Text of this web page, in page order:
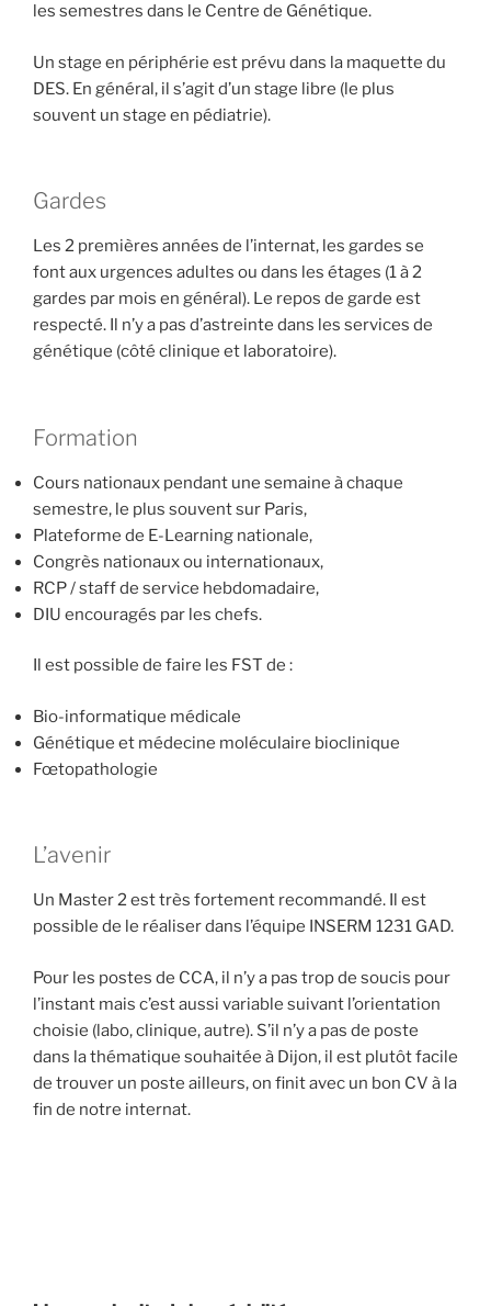
les semestres dans le Centre de Génétique.
Un stage en périphérie est prévu dans la maquette du
DES. En général, il s’agit d’un stage libre (le plus
souvent un stage en pédiatrie).
Gardes
Les 2 premières années de l’internat, les gardes se
font aux urgences adultes ou dans les étages (1 à 2
gardes par mois en général). Le repos de garde est
respecté. Il n’y a pas d’astreinte dans les services de
génétique (côté clinique et laboratoire).
Formation
Cours nationaux pendant une semaine à chaque
semestre, le plus souvent sur Paris,
Plateforme de E-Learning nationale,
Congrès nationaux ou internationaux,
RCP / staff de service hebdomadaire,
DIU encouragés par les chefs.
Il est possible de faire les FST de :
Bio-informatique médicale
Génétique et médecine moléculaire bioclinique
Fœtopathologie
L’avenir
Un Master 2 est très fortement recommandé. Il est
possible de le réaliser dans l’équipe INSERM 1231 GAD.
Pour les postes de CCA, il n’y a pas trop de soucis pour
l’instant mais c’est aussi variable suivant l’orientation
choisie (labo, clinique, autre). S’il n’y a pas de poste
dans la thématique souhaitée à Dijon, il est plutôt facile
de trouver un poste ailleurs, on finit avec un bon CV à la
fin de notre internat.